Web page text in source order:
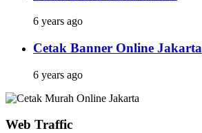
6 years ago
Cetak Banner Online Jakarta
6 years ago
Web Traffic